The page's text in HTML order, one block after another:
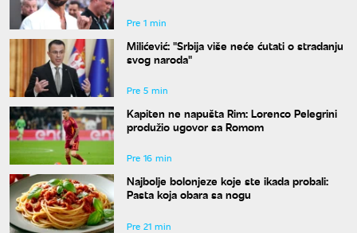
Pre 1 min
Milićević: "Srbija više neće ćutati o stradanju
svog naroda"
Pre 5 min
Kapiten ne napušta Rim: Lorenco Pelegrini
produžio ugovor sa Romom
Pre 16 min
Najbolje bolonjeze koje ste ikada probali:
Pasta koja obara sa nogu
Pre 21 min